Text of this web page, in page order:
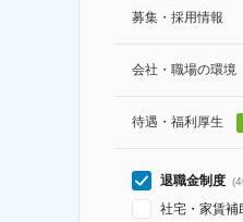
募集・採用情報
会社・職場の環境
待遇・福利厚生
退職金制度 (
社宅・家賃補